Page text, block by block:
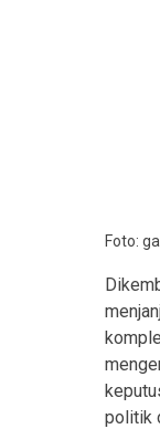
Foto:
politik